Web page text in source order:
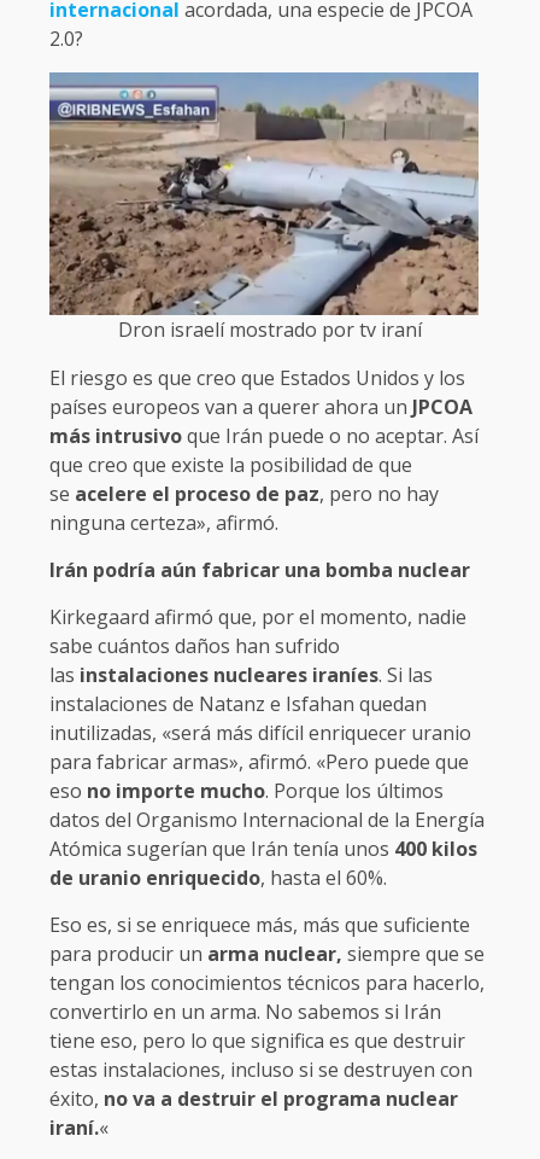
internacional acordada, una especie de JPCOA
2.0?
Dron israelí mostrado por tv iraní
El riesgo es que creo que Estados Unidos y los
países europeos van a querer ahora un JPCOA
más intrusivoque Irán puede o no aceptar. Así
que creo que existe la posibilidad de que
se acelere el proceso de paz, pero no hay
ninguna certeza», afirmó.
Irán podría aún fabricar una bomba nuclear
Kirkegaard afirmó que, por el momento, nadie
sabe cuántos daños han sufrido
las instalaciones nucleares iraníes. Si las
instalaciones de Natanz e Isfahan quedan
inutilizadas, «será más difícil enriquecer uranio
para fabricar armas», afirmó. «Pero puede que
eso no importe mucho. Porque los últimos
datos del Organismo Internacional de la Energía
Atómica sugerían que Irán tenía unos 400 kilos
de uranio enriquecido, hasta el 60%.
Eso es, si se enriquece más, más que suficiente
para producir un arma nuclear, siempre que se
tengan los conocimientos técnicos para hacerlo,
convertirlo en un arma. No sabemos si Irán
tiene eso, pero lo que significa es que destruir
estas instalaciones, incluso si se destruyen con
éxito, no va a destruir el programa nuclear
iraní.«